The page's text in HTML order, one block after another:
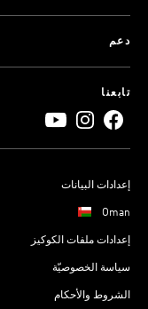
دعم
تابعنا
إعدادات البيانات
Oman
إعدادات ملفات الكوكيز
سياسة الخصوصيّة
الشروط والأحكام